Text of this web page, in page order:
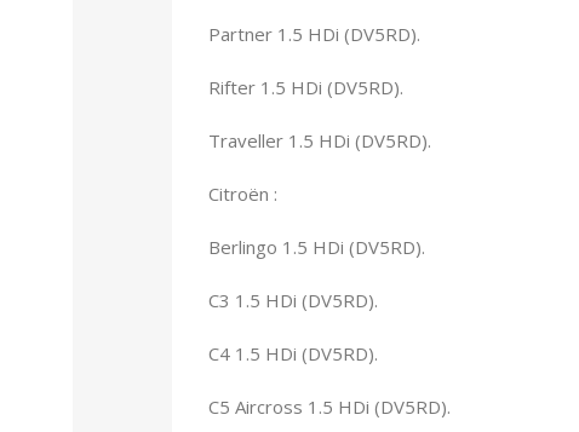
Partner 1.5 HDi (DV5RD).
Rifter 1.5 HDi (DV5RD).
Traveller 1.5 HDi (DV5RD).
Citroën :
Berlingo 1.5 HDi (DV5RD).
C3 1.5 HDi (DV5RD).
C4 1.5 HDi (DV5RD).
C5 Aircross 1.5 HDi (DV5RD).